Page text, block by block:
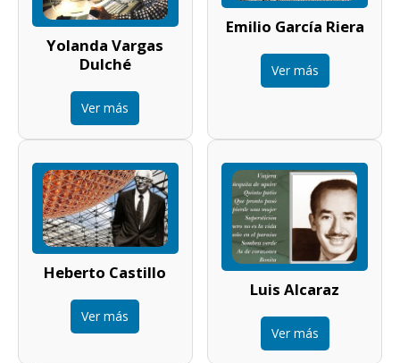
Yolanda Vargas
Dulché
Ver más
Emilio García Riera
Ver más
Heberto Castillo
Ver más
Luis Alcaraz
Ver más